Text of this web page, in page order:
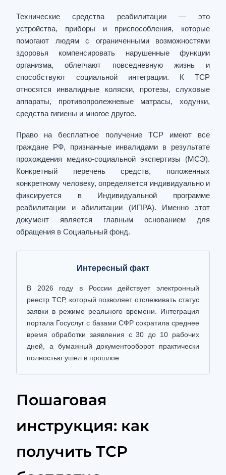
Технические средства реабилитации — это
устройства, приборы и приспособления, которые
помогают людям с ограниченными возможностями
здоровья компенсировать нарушенные функции
организма, облегчают повседневную жизнь и
способствуют социальной интеграции. К ТСР
относятся инвалидные коляски, протезы, слуховые
аппараты, противопролежневые матрасы, ходунки,
средства гигиены и многое другое.
Право на бесплатное получение ТСР имеют все
граждане РФ, признанные инвалидами в результате
прохождения медико-социальной экспертизы (МСЭ).
Конкретный перечень средств, положенных
конкретному человеку, определяется индивидуально и
фиксируется в Индивидуальной программе
реабилитации и абилитации (ИПРА). Именно этот
документ является главным основанием для
обращения в Социальный фонд.
Интересный факт
В 2026 году в России действует электронный
реестр ТСР, который позволяет отслеживать статус
заявки в режиме реального времени. Интеграция
портала Госуслуг с базами СФР сократила среднее
время обработки заявления с 30 до 10 рабочих
дней, а бумажный документооборот практически
полностью ушел в прошлое.
Пошаговая
инструкция: как
получить ТСР